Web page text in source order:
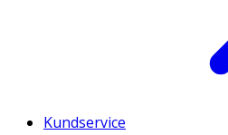
Kundservice